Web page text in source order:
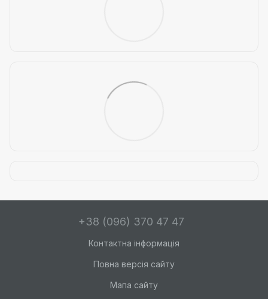
+38 (096) 370 47 47
Контактна інформація
Повна версія сайту
Мапа сайту